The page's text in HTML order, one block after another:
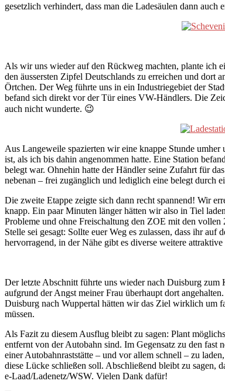
gesetzlich verhindert, dass man die Ladesäulen dann auch
Als wir uns wieder auf den Rückweg machten, plante ich
den äussersten Zipfel Deutschlands zu erreichen und dort
Örtchen. Der Weg führte uns in ein Industriegebiet der
befand sich direkt vor der Tür eines VW-Händlers. Die
auch nicht wunderte. 😉
Aus Langeweile spazierten wir eine knappe Stunde
ist, als ich bis dahin angenommen hatte. Eine Station
belegt war. Ohnehin hatte der Händler seine Zufahrt für
nebenan – frei zugänglich und lediglich eine belegt durch
Die zweite Etappe zeigte sich dann recht spannend! Wir
knapp. Ein paar Minuten länger hätten wir also in Tiel
Probleme und ohne Freischaltung den ZOE mit den
Stelle sei gesagt: Sollte euer Weg es zulassen, dass ihr
hervorragend, in der Nähe gibt es diverse weitere
Der letzte Abschnitt führte uns wieder nach Duisburg
aufgrund der Angst meiner Frau überhaupt dort
Duisburg nach Wuppertal hätten wir das Ziel wirklich um
müssen.
Als Fazit zu diesem Ausflug bleibt zu sagen: Plant
entfernt von der Autobahn sind. Im Gegensatz zu den
einer Autobahnraststätte – und vor allem schnell – zu
diese Lücke schließen soll. Abschließend bleibt zu sagen,
e-Laad/Ladenetz/WSW. Vielen Dank dafür!